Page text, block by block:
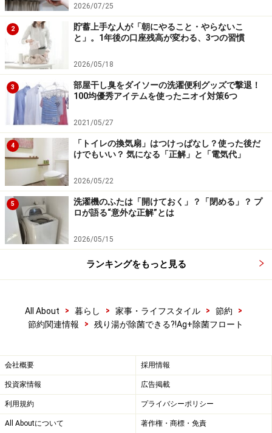
て試してみました。
お風呂に浮かべると緑色のランプが時々点滅します。こ
れで運転をしている、ということなんでしょうけれど、
特別モーター音のようなものはありません。
運転が終わるのは約6時間後。使用後の残り湯の様子で
すが・・・
除去できるのは臭いやぬめりといったものですので、見
た目では変化は全くわかりませんが、たしかに翌日沸か
し直した時に湯がきれいだったように感じました。新し
い湯をはった時に比べればそこまで綺麗なわけではあり
ませんが、２晩目独特の臭いはあまりしないと思いま
す。
そもそも２晩目の湯の汚れが気にならないとか、毎回残
いますが、残り湯はもったいないけどなんとなく汚い気
がしていつも捨てているという方には、良いアイテムで
アイリスオーヤマ お風呂用Ag＋除菌フロート
※記事中にある金額等の数値はアイリスオーヤマのサイ
2026/07/25
2
貯蓄上手な人が「朝にやること・やらないこ
と」。1年後の口座残高が変わる、3つの習慣
2026/05/18
3
部屋干し臭をダイソーの洗濯便利グッズで撃退！
100均優秀アイテムを使ったニオイ対策6つ
2021/05/27
4
「トイレの換気扇」はつけっぱなし？使った後だ
けでもいい？ 気になる「正解」と「電気代」
2026/05/22
5
洗濯機のふたは「開けておく」？「閉める」？ プ
ロが語る“意外な正解”とは
2026/05/15
ランキングをもっと見る
All About > 暮らし > 家事・ライフスタイル > 節約
>
節約関連情報
> 残り湯が除菌できる?!Ag+除菌フロート
会社概要 採用情報
投資家情報 広告掲載
利用規約 プライバシーポリシー
All Aboutについて 著作権・商標・免責